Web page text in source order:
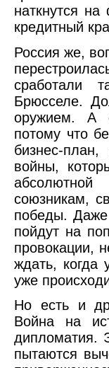
наткнутся
кредитный
Россия же,
сработали
Брюсселе.
оружием. А
потому что
бизнес-
войны,
союзникам,
победы. Даже
пойдут на
провокации,
ждать, когда
уже
Но есть и
Война на
дипломатия.
пытаются